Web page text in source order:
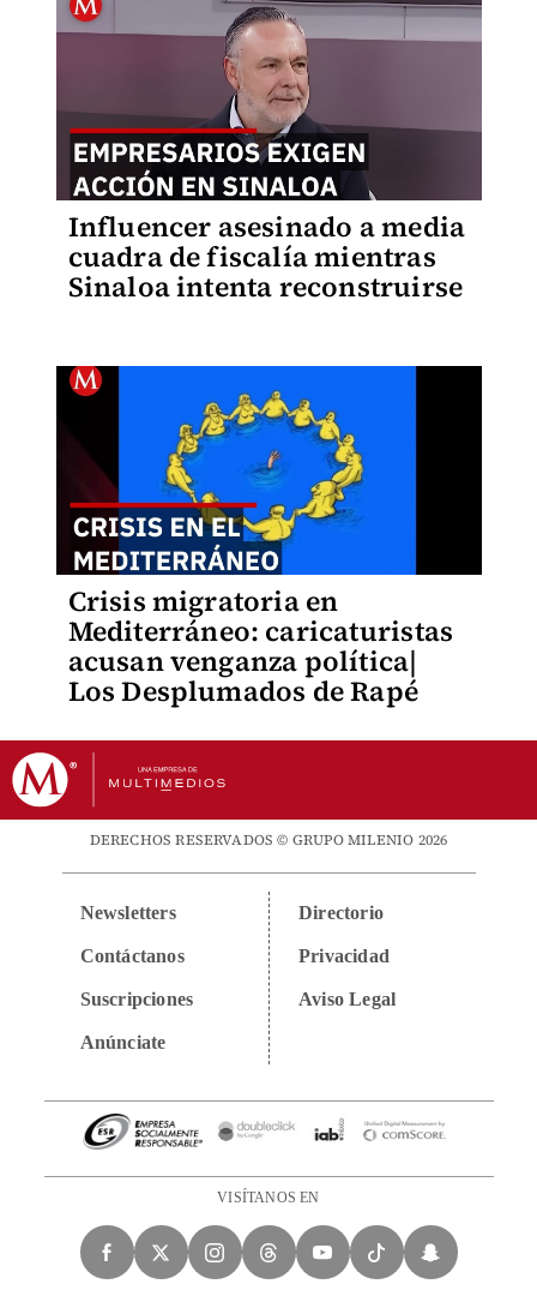
Influencer asesinado a media
cuadra de fiscalía mientras
Sinaloa intenta reconstruirse
Crisis migratoria en
Mediterráneo: caricaturistas
acusan venganza política|
Los Desplumados de Rapé
DERECHOS RESERVADOS © GRUPO MILENIO 2026
Newsletters
Contáctanos
Suscripciones
Anúnciate
Directorio
Privacidad
Aviso Legal
VISÍTANOS EN